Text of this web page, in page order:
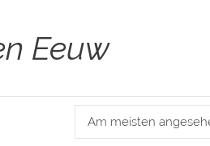
Eeuw
Am meisten